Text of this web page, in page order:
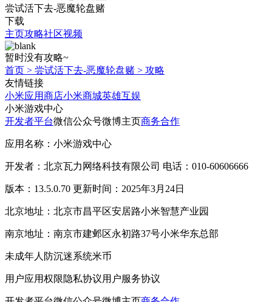
尝试活下去-恶魔轮盘赌
下载
主页攻略社区视频
暂时没有攻略~
首页 > 尝试活下去-恶魔轮盘赌 > 攻略
友情链接
小米应用商店小米商城英雄互娱
小米游戏中心
开发者平台微信公众号微博主页商务合作
应用名称：小米游戏中心
开发者：北京瓦力网络科技有限公司 电话：010-60606666
版本：13.5.0.70 更新时间：2025年3月24日
北京地址：北京市昌平区安居路小米智慧产业园
南京地址：南京市建邺区永初路37号小米华东总部
未成年人防沉迷系统米币
用户应用权限隐私协议用户服务协议